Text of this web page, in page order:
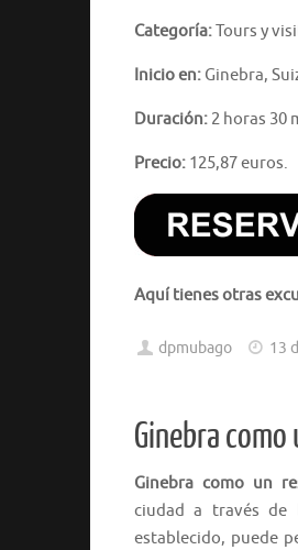
Categoría:Tours y
Inicio en: Ginebra,
Duración: 2 horas 30
Precio: 125,87 euros.
Aquí tienes otras
dpmubago 13
Ginebra
Ginebra como un
ciudad a través de
establecido, puede